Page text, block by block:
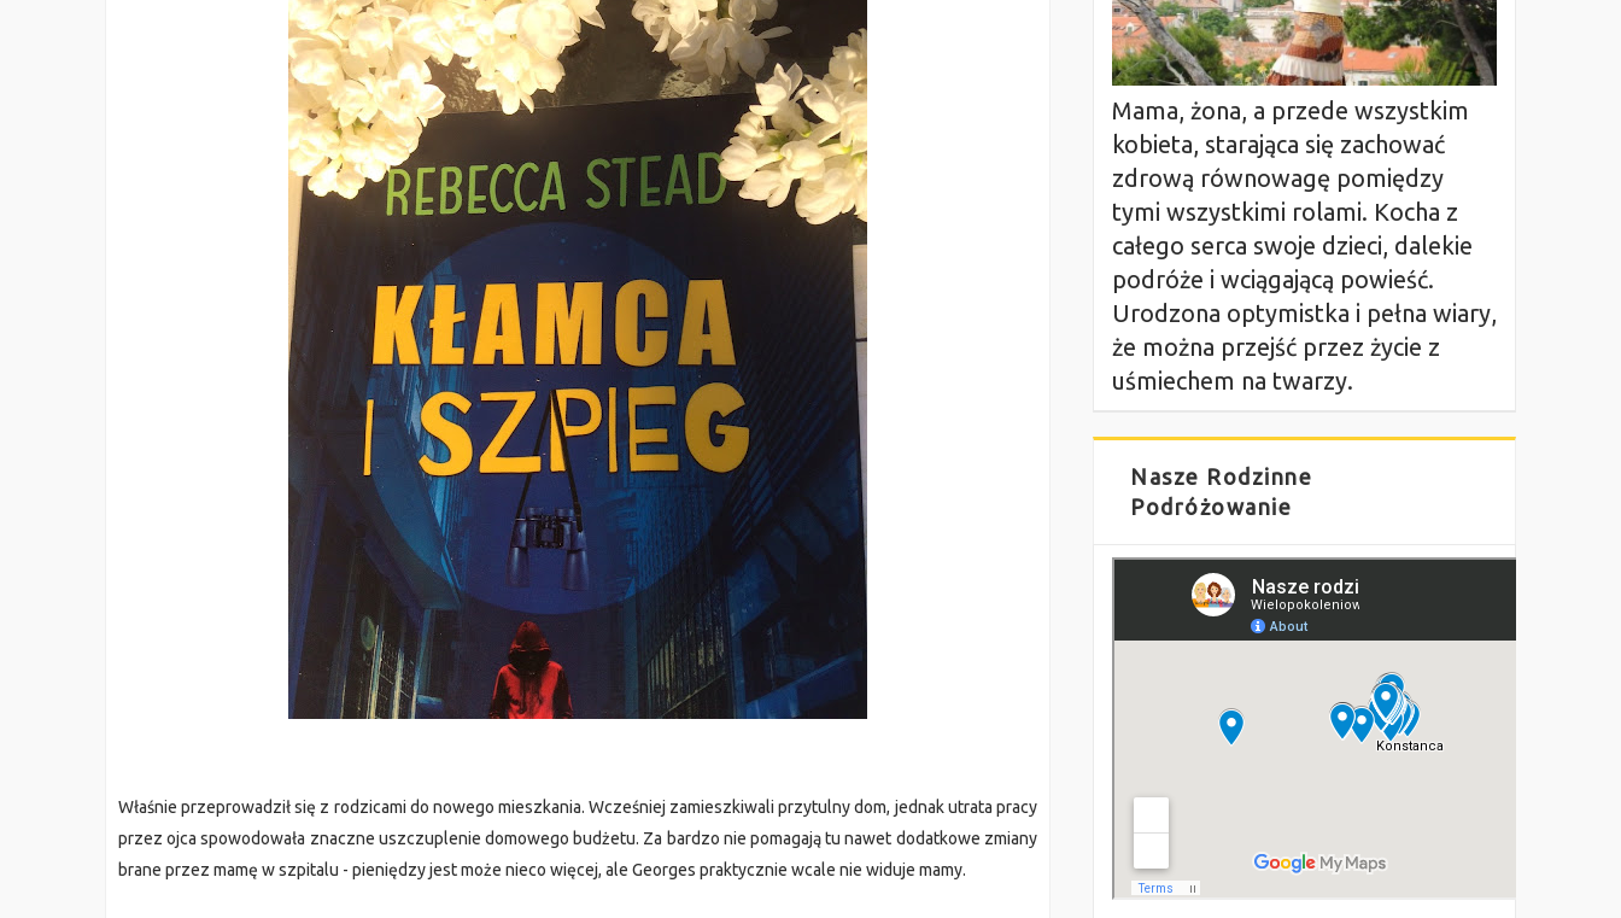
Właśnie przeprowadził się z rodzicami do nowego mieszkania. Wcześniej zamieszkiwali przytulny dom, jednak utrata pracy
przez ojca spowodowała znaczne uszczuplenie domowego budżetu. Za bardzo nie pomagają tu nawet dodatkowe zmiany
brane przez mamę w szpitalu - pieniędzy jest może nieco więcej, ale Georges praktycznie wcale nie widuje mamy.
Mama, żona, a przede wszystkim
kobieta, starająca się zachować
zdrową równowagę pomiędzy
tymi wszystkimi rolami. Kocha z
całego serca swoje dzieci, dalekie
podróże i wciągającą powieść.
Urodzona optymistka i pełna wiary,
że można przejść przez życie z
uśmiechem na twarzy.
Nasze Rodzinne
Podróżowanie